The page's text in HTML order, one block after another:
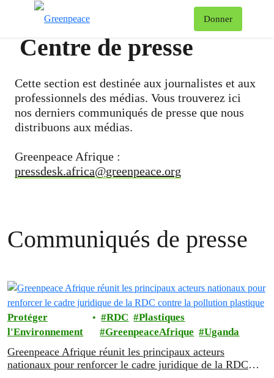
Donner
Centre de presse
Cette section est destinée aux journalistes et aux
professionnels des médias. Vous trouverez ici
nos derniers communiqués de presse que nous
distribuons aux médias.
Greenpeace Afrique :
pressdesk.africa@greenpeace.org
Communiqués de presse
Protéger
l'Environnement
RDC
Plastiques
GreenpeaceAfrique
Uganda
Greenpeace Afrique réunit les principaux acteurs
nationaux pour renforcer le cadre juridique de la RDC